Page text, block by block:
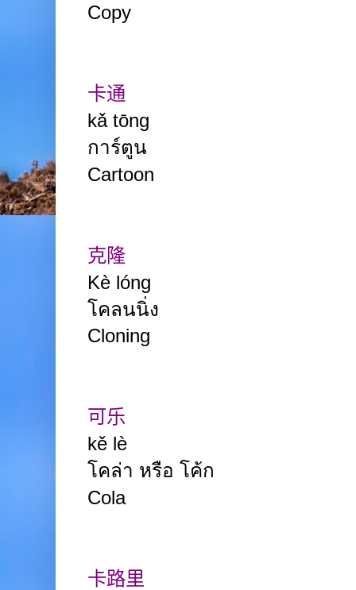
Copy
卡通
kǎ tōng
การ์ตูน
Cartoon
克隆
Kè lóng
โคลนนิ่ง
Cloning
可乐
kě lè
โคล่า หรือ โค้ก
Cola
卡路里